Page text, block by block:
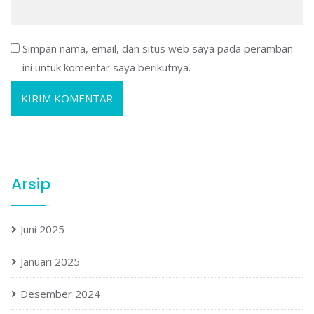
Simpan nama, email, dan situs web saya pada peramban
ini untuk komentar saya berikutnya.
Arsip
Juni 2025
Januari 2025
Desember 2024